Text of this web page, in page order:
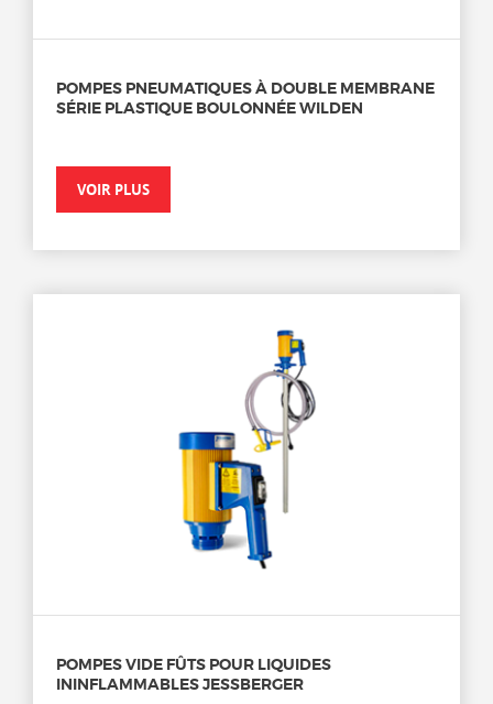
POMPES PNEUMATIQUES À DOUBLE MEMBRANE
SÉRIE PLASTIQUE BOULONNÉE WILDEN
VOIR PLUS
POMPES VIDE FÛTS POUR LIQUIDES
ININFLAMMABLES JESSBERGER